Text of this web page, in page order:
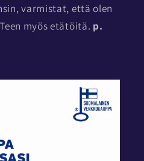
varmistat, että olen
myös etätöitä. p.